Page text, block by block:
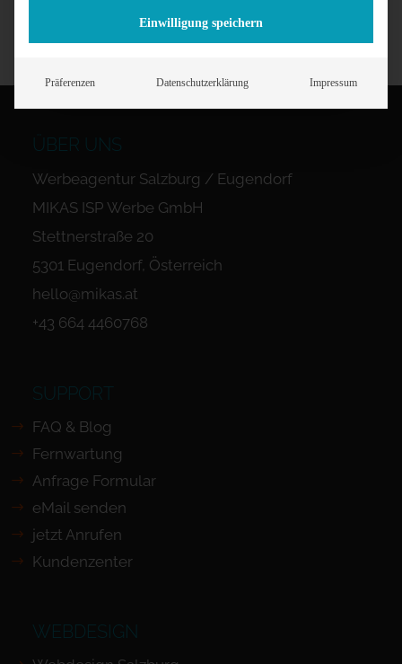
ÜBER UNS
Werbeagentur Salzburg / Eugendorf
MIKAS ISP Werbe GmbH
Stettnerstraße 20
5301 Eugendorf, Österreich
hello@mikas.at
+43 664 4460768
SUPPORT
FAQ & Blog
Fernwartung
Anfrage Formular
eMail senden
jetzt Anrufen
Kundenzenter
WEBDESIGN
Einwilligung speichern
Präferenzen Datenschutzerklärung Impressum